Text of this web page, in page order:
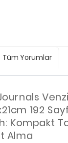
Tüm Yorumlar
192
Kompakt
Alma